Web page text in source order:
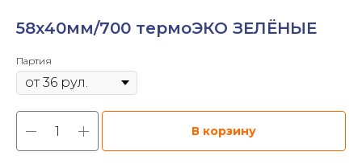
58х40мм/700 термоЭКО ЗЕЛЁНЫЕ
Партия
В корзину